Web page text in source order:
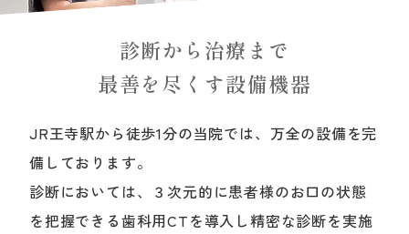
診断から治療まで
最善を尽くす設備機器
JR王寺駅から徒歩1分の当院では、万全の設備を完
備しております。
診断においては、３次元的に患者様のお口の状態
を把握できる歯科用CTを導入し精密な診断を実施